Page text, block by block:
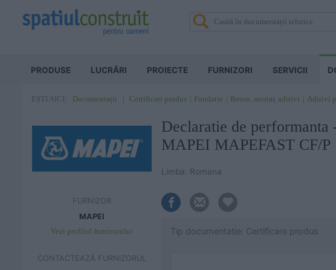
PRODUSE LUCRĂRI PROIECTE FURNIZORI SERVICII
EȘTI AICI: Documentații Certificari produs Fundatie Beton, mortar, aditivi Aditivi
FURNIZOR
MAPEI
Vezi profilul furnizorului
CONTACTEAZĂ FURNIZORUL
Declaratie de
MAPEI MAPEFAST CF/P
Limba: Romana
Tip documentatie: Certificare produs